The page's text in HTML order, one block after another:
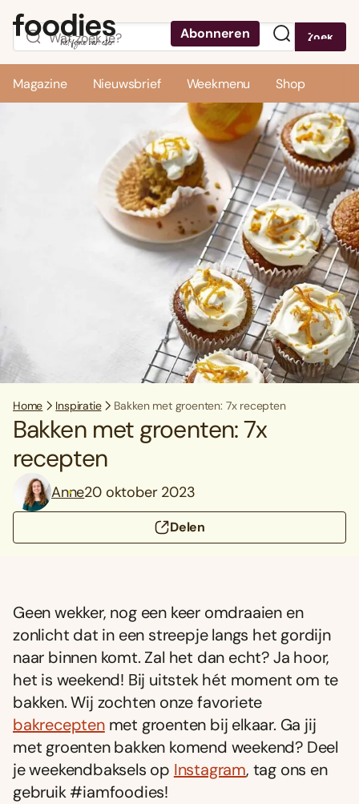
Abonneren Zoek
Magazine Nieuwsbrief Weekmenu Shop
Home Inspiratie Bakken met groenten: 7x recepten
Bakken met groenten: 7x
recepten
Anne20 oktober 2023
Delen
Geen wekker, nog een keer omdraaien en
zonlicht dat in een streepje langs het gordijn
naar binnen komt. Zal het dan echt? Ja hoor,
het is weekend! Bij uitstek hét moment om te
bakken. Wij zochten onze favoriete
bakreceptenmet groenten bij elkaar. Ga jij
met groenten bakken komend weekend? Deel
je weekendbaksels op Instagram, tag ons en
gebruik #iamfoodies!